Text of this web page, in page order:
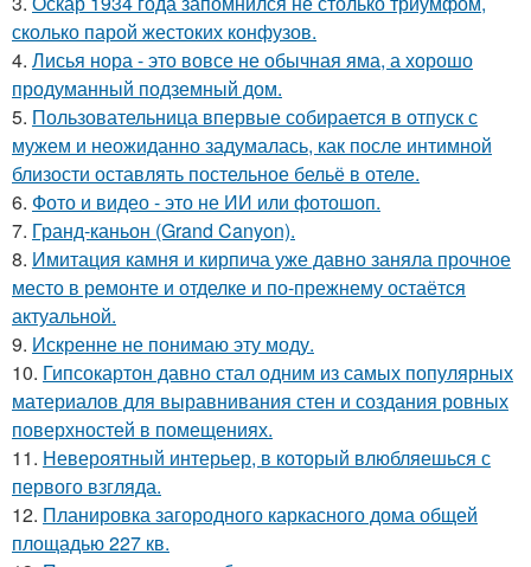
сколько парой жестоких конфузов.
4. Лисья нора - это вовсе не обычная яма, а хорошо
продуманный подземный дом.
5. Пользовательница впервые собирается в отпуск с
мужем и неожиданно задумалась, как после интимной
близости оставлять постельное бельё в отеле.
6. Фото и видео - это не ИИ или фотошоп.
7. Гранд-каньон (Grand Canyon).
8. Имитация камня и кирпича уже давно заняла прочное
место в ремонте и отделке и по-прежнему остаётся
актуальной.
9. Искренне не понимаю эту моду.
10. Гипсокартон давно стал одним из самых популярных
материалов для выравнивания стен и создания ровных
поверхностей в помещениях.
11. Невероятный интерьер, в который влюбляешься с
первого взгляда.
12. Планировка загородного каркасного дома общей
площадью 227 кв.